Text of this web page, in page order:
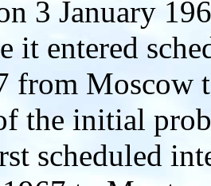
3 January
it entered
from Moscow
the initial
scheduled